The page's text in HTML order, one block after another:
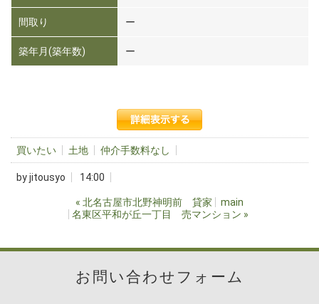
間取り ー
築年月(築年数) ー
買いたい 土地 仲介手数料なし
byjitousyo 14:00
« 北名古屋市北野神明前 貸家
main
名東区平和が丘一丁目 売マンション »
お問い合わせフォーム